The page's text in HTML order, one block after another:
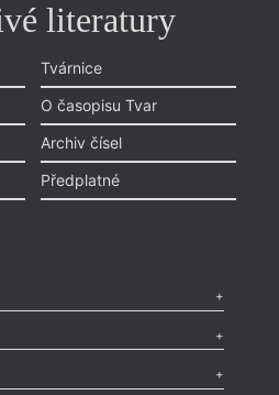
literatury
Tvárnice
O časopisu Tvar
Archiv čísel
Předplatné
,Pozvánka,Literární soutěž,